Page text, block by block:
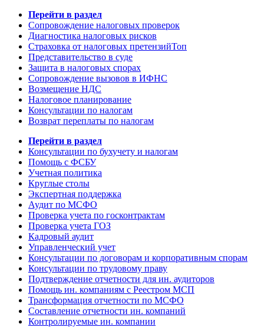
Перейти в раздел
Сопровождение налоговых проверок
Диагностика налоговых рисков
Страховка от налоговых претензийТоп
Представительство в суде
Защита в налоговых спорах
Сопровождение вызовов в ИФНС
Возмещение НДС
Налоговое планирование
Консультации по налогам
Возврат переплаты по налогам
Перейти в раздел
Консультации по бухучету и налогам
Помощь с ФСБУ
Учетная политика
Круглые столы
Экспертная поддержка
Аудит по МСФО
Проверка учета по госконтрактам
Проверка учета ГОЗ
Кадровый аудит
Управленческий учет
Консультации по договорам и корпоративным спорам
Консультации по трудовому праву
Подтверждение отчетности для ин. аудиторов
Помощь ин. компаниям с Реестром МСП
Трансформация отчетности по МСФО
Составление отчетности ин. компаний
Контролируемые ин. компании